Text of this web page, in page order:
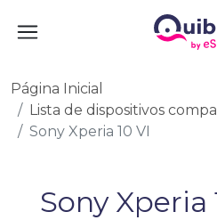
Página Inicial
Lista de dispositivos
Sony Xperia 10 VI
Sony Xperia